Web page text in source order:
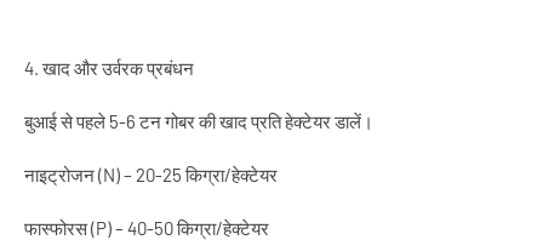
4. खाद और उर्वरक प्रबंधन
बुआई से पहले 5-6 टन गोबर की खाद प्रति हेक्टेयर डालें।
नाइट्रोजन (N) – 20-25 किग्रा/हेक्टेयर
फास्फोरस (P) – 40-50 किग्रा/हेक्टेयर